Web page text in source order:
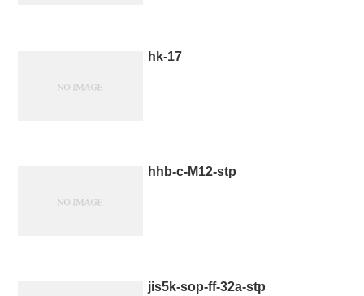
hk-17
hhb-c-M12-stp
jis5k-sop-ff-32a-stp